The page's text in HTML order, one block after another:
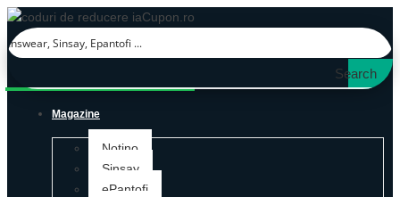
Search
Magazine
Notino
Sinsay
ePantofi